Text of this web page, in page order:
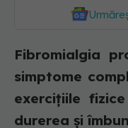
Fibromialgia
simptome
exercițiile
durerea și